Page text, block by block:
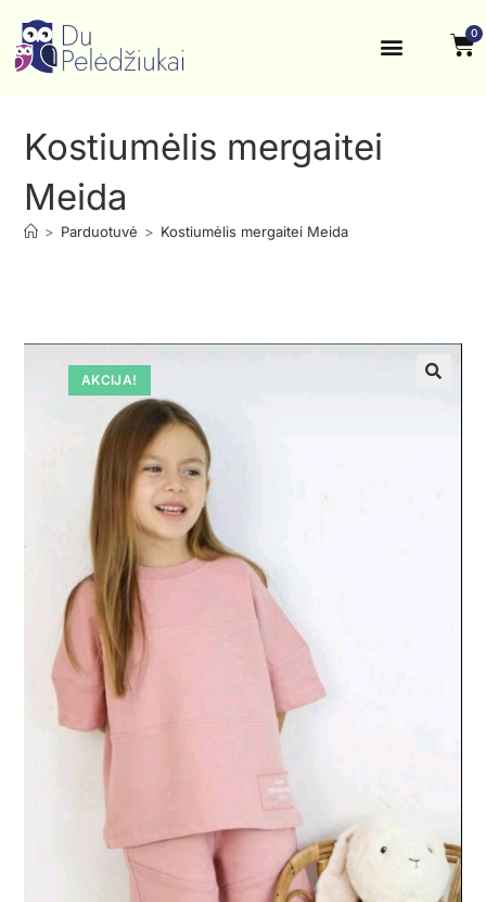
0
Kostiumėlis mergaitei
Meida
> Parduotuvė > Kostiumėlis mergaitei Meida
AKCIJA!